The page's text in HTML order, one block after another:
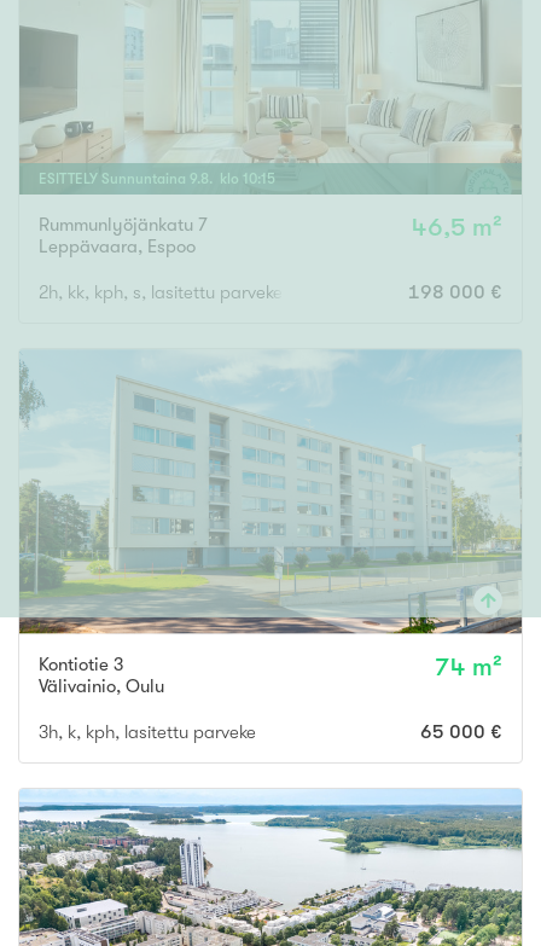
ESITTELY Sunnuntaina 9. 8 . klo 10:15
Rummunlyöjänkatu 7
Leppävaara, Espoo
46,5 m²
2h, kk, kph, s, lasitettu parveke 198 000 €
Kontiotie 3
Välivainio, Oulu
74 m²
3h, k, kph, lasitettu parveke 65 000 €